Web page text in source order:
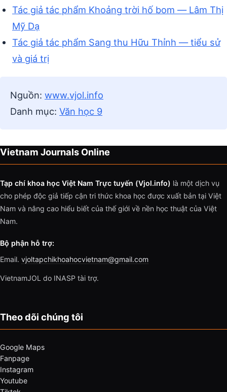
Tác giả tác phẩm Khoảng trời hố bom — Lâm Thị
Mỹ Dạ
Tác giả tác phẩm Sang thu Hữu Thỉnh — tiểu sử
và giá trị
Nguồn: www.vjol.info
Danh mục: Văn học 9
Vietnam Journals Online
Tạp chí khoa học Việt Nam Trực tuyến (Vjol.info) là một dịch vụ
cho phép độc giả tiếp cận tri thức khoa học được xuất bản tại Việt
Nam và nâng cao hiểu biết của thế giới về nền học thuật của Việt
Nam.
Bộ phận hỗ trợ:
Email. vjoltapchikhoahocvietnam@gmail.com
VietnamJOL do INASP tài trợ.
Theo dõi chúng tôi
Google Maps
Fanpage
Instagram
Youtube